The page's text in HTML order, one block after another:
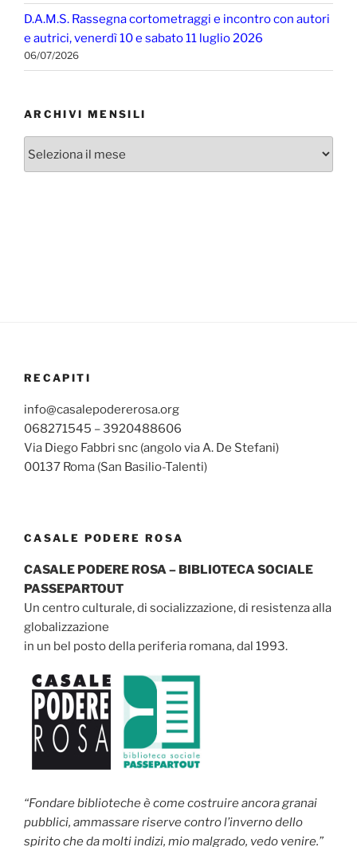
D.A.M.S. Rassegna cortometraggi e incontro con autori
e autrici, venerdì 10 e sabato 11 luglio 2026
06/07/2026
ARCHIVI MENSILI
RECAPITI
info@casalepodererosa.org
068271545 – 3920488606
Via Diego Fabbri snc (angolo via A. De Stefani)
00137 Roma (San Basilio-Talenti)
CASALE PODERE ROSA
CASALE PODERE ROSA – BIBLIOTECA SOCIALE
PASSEPARTOUT
Un centro culturale, di socializzazione, di resistenza alla
globalizzazione
in un bel posto della periferia romana, dal 1993.
“Fondare biblioteche è come costruire ancora granai
pubblici, ammassare riserve contro l’inverno dello
spirito che da molti indizi, mio malgrado, vedo venire.”